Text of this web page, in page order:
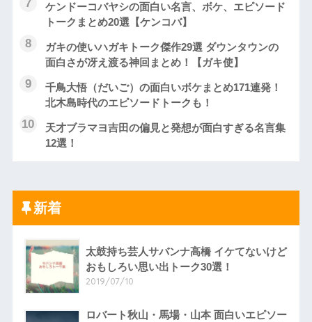
ケンドーコバヤシの面白い名言、ボケ、エピソード
トークまとめ20選【ケンコバ】
ガキの使いハガキトーク傑作29選 ダウンタウンの
面白さが冴え渡る神回まとめ！【ガキ使】
千鳥大悟（だいご）の面白いボケまとめ171連発！
北木島時代のエピソードトークも！
天才ブラマヨ吉田の偏見と発想が面白すぎる名言集
12選！
新着
太鼓持ち芸人サバンナ高橋 イケてないけど
おもしろい思い出トーク30選！
2019/07/10
ロバート秋山・馬場・山本 面白いエピソー